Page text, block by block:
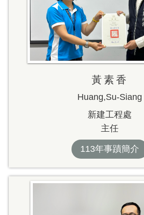
黃素香
Huang,Su-Siang
新建工程處
主任
113年事蹟簡介